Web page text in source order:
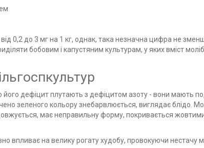
0,2 до 3 мг на 1 кг, однак, така незначна цифра не
бобовим і капустяним культурам, у яких вміст
дефіцит плутають з дефіцитом азоту - вони мають
зеленого кольору знебарвлюється, виглядає блідо.
має неправильну форму, покривається
впливає на велику рогату худобу, провокуючи нестачу